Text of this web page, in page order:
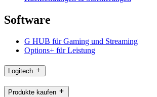
Software
G HUB für Gaming und Streaming
Options+ für Leistung
Logitech
Produkte kaufen